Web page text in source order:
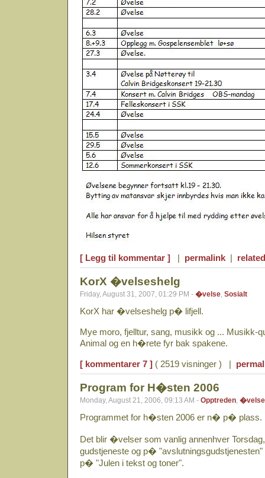
[ Legg til kommentar ] | permalink |
KorX �velseshelg
Friday, August 31, 2007, 01:29 PM - �velse, Sosialt
KorX har �velseshelg p� lifjell.
Mye moro, fjelltur, sang, musikk og ... Musikk-
Animal og en h�rete fyr bak spakene.
[ kommentarer 7 ] ( 2519 visninger ) |
Program for H�sten 2006
Monday, August 21, 2006, 09:13 AM - Opptreden, �velse
Programmet for h�sten 2006 er n� p� plass.
Det blir �velser som vanlig annenhver
gudstjeneste og p�
p� "Julen i tekst og toner".